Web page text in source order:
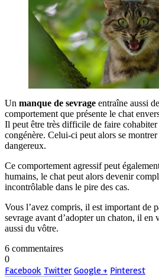
Un manque de sevrage entraîne aussi
comportement que présente le chat
Il peut être très difficile de faire
congénère. Celui-ci peut alors se
dangereux.
Ce comportement agressif peut
humains, le chat peut alors devenir
incontrôlable dans le pire des cas.
Vous l’avez compris, il est important de
sevrage avant d’adopter un chaton, il en
aussi du vôtre.
6 commentaires
0
Facebook Twitter Google + Pinterest